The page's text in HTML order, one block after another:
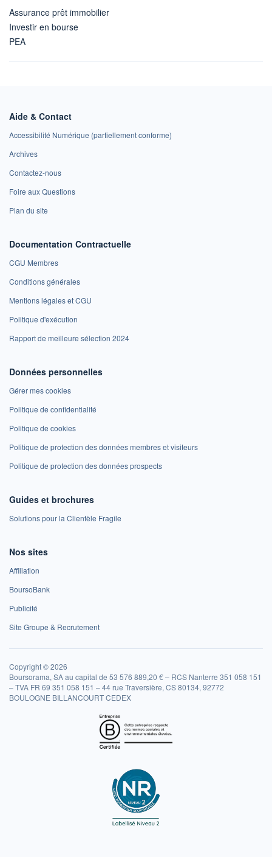
Assurance prêt immobilier
Investir en bourse
PEA
Aide & Contact
Accessibilité Numérique (partiellement conforme)
Archives
Contactez-nous
Foire aux Questions
Plan du site
Documentation Contractuelle
CGU Membres
Conditions générales
Mentions légales et CGU
Politique d'exécution
Rapport de meilleure sélection 2024
Données personnelles
Gérer mes cookies
Politique de confidentialité
Politique de cookies
Politique de protection des données membres et visiteurs
Politique de protection des données prospects
Guides et brochures
Solutions pour la Clientèle Fragile
Nos sites
Affiliation
BoursoBank
Publicité
Site Groupe & Recrutement
Copyright © 2026
Boursorama, SA au capital de 53 576 889,20 € – RCS Nanterre 351 058 151
– TVA FR 69 351 058 151 – 44 rue Traversière, CS 80134, 92772
BOULOGNE BILLANCOURT CEDEX